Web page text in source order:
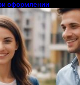
оформлении